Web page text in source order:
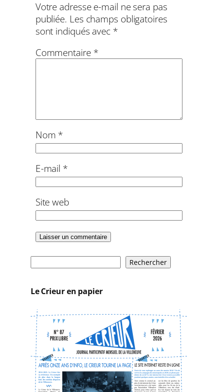
Votre adresse e-mail ne sera pas
publiée. Les champs obligatoires
sont indiqués avec *
Commentaire *
Nom *
E-mail *
Site web
c
h
e
Rechercher
Le Crieur en papier